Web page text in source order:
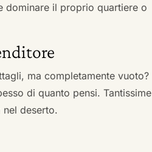
dominare il proprio quartiere o
ma completamente vuoto?
di quanto pensi. Tantissime
deserto.